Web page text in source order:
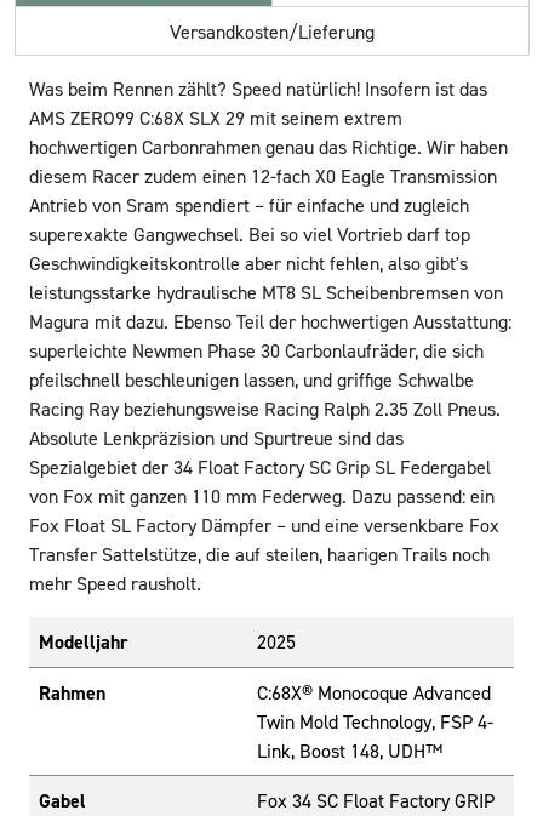
Versandkosten/Lieferung
Was beim Rennen zählt? Speed natürlich! Insofern ist das
AMS ZERO99 C:68X SLX 29 mit seinem extrem
hochwertigen Carbonrahmen genau das Richtige. Wir haben
diesem Racer zudem einen 12-fach X0 Eagle Transmission
Antrieb von Sram spendiert – für einfache und zugleich
superexakte Gangwechsel. Bei so viel Vortrieb darf top
Geschwindigkeitskontrolle aber nicht fehlen, also gibt's
leistungsstarke hydraulische MT8 SL Scheibenbremsen von
Magura mit dazu. Ebenso Teil der hochwertigen Ausstattung:
superleichte Newmen Phase 30 Carbonlaufräder, die sich
pfeilschnell beschleunigen lassen, und griffige Schwalbe
Racing Ray beziehungsweise Racing Ralph 2.35 Zoll Pneus.
Absolute Lenkpräzision und Spurtreue sind das
Spezialgebiet der 34 Float Factory SC Grip SL Federgabel
von Fox mit ganzen 110 mm Federweg. Dazu passend: ein
Fox Float SL Factory Dämpfer – und eine versenkbare Fox
Transfer Sattelstütze, die auf steilen, haarigen Trails noch
mehr Speed rausholt.
Modelljahr 2025
Rahmen
C:68X® Monocoque Advanced
Twin Mold Technology, FSP 4-
Link, Boost 148, UDH™
Gabel
Fox 34 SC Float Factory GRIP